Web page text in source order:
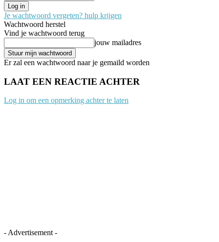
Je wachtwoord vergeten? hulp krijgen
Wachtwoord herstel
Vind je wachtwoord terug
jouw mailadres
Er zal een wachtwoord naar je gemaild worden
LAAT EEN REACTIE ACHTER
Log in om een opmerking achter te laten
- Advertisement -